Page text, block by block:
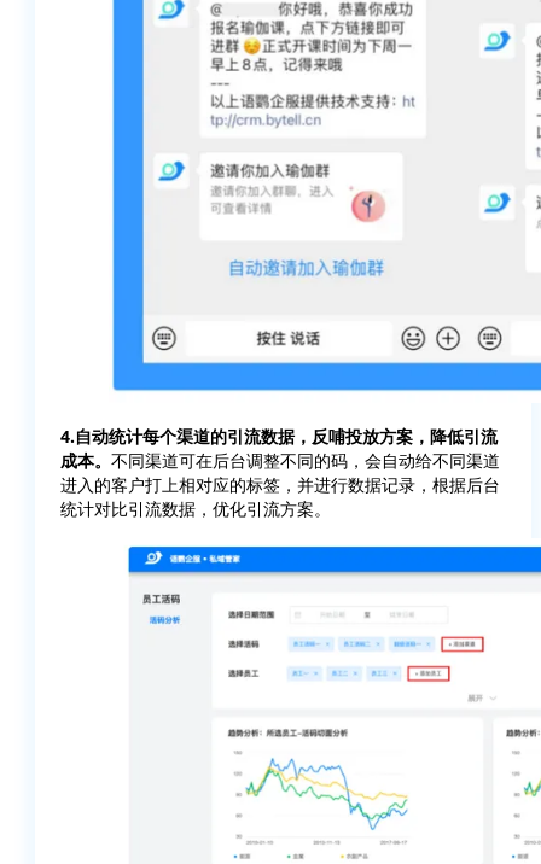
4.自动统计每个渠道的引流数据，反哺投放方案，降低引流
成本。 不同渠道可在后台调整不同的码，会自动给不同渠道
进入的客户打上相对应的标签，并进行数据记录，根据后台
统计对比引流数据，优化引流方案。